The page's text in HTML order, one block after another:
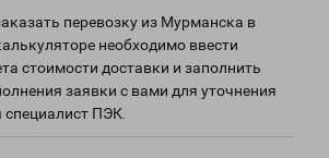
перевозку из Мурманска в
необходимо ввести
стоимости доставки и заполнить
заявки с вами для уточнения
специалист ПЭК.